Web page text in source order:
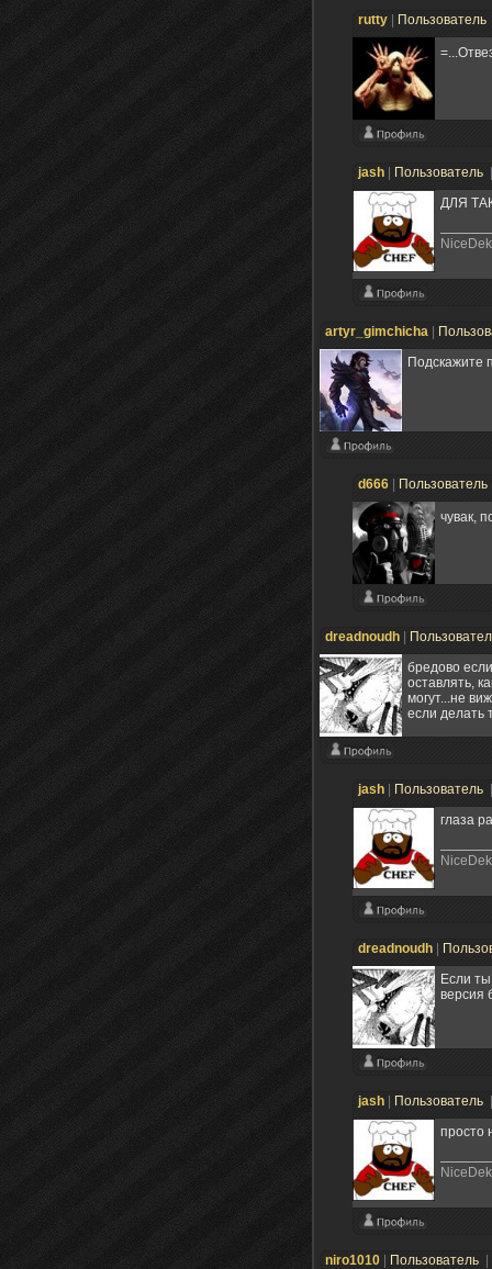
rutty Пользователь
jash Пользователь
ДЛЯ
NiceDek
artyr_gimchicha
Подскажите
d666 Пользователь
чувак,
dreadnoudh
бредово
оставлять,
могут...не
если делать
jash Пользователь
глаза
NiceDek
dreadnoudh
Если
версия
jash Пользователь
просто
NiceDek
niro1010 Пользователь